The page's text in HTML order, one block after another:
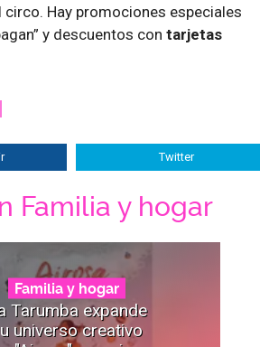
circo. Hay promociones especiales
y descuentos con tarjetas
Twitter
Familia y hogar
Familia y hogar
Tarumba expande
universo creativo